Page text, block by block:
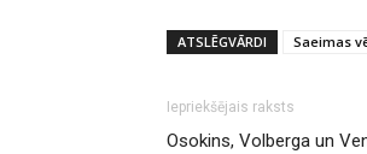
ATSLĒGVĀRDI Saeimas
Iepriekšējais raksts
Osokins, Volberga un